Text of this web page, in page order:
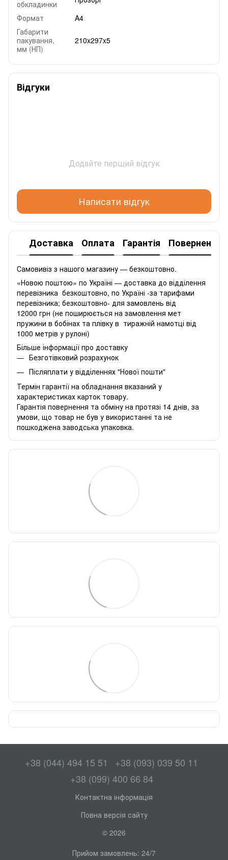
обкладинки
Формат
A4
Габарити
пакування,
мм (НП)
210x297x5
Відгуки
Додайте перший відгук
Написати відгук
Доставка Оплата Гарантія Повернення
Самовивіз з нашого магазину — безкоштовно.
«Новою поштою» по Україні — доставка до відділення
перевізника безкоштовно, по Україні -за тарифами
перевізника; безкоштовно- для замовлень від
12000 грн (не поширюється на замовлення мет
пружини в бобінах та плівку в тиражній намотці від
1000 метрів у рулоні)
Більше інформації про доставку
Безготівковий розрахунок
Післяплати у відділеннях "Нової пошти"
Термін гарантії на обладнання вказаний у
характеристиках карток товару.
Гарантія повернення та обміну на протязі 14 днів, за
умови, що товар не був у використанні та не
пошкоджена заводська упаковка.
+38 (044) 494 15 51
+38 (093) 039 50 11
+38 (099) 400 66 84
Контактна інформація
Повна версія сайту
© 2026
Прийом замовлень: 24/7